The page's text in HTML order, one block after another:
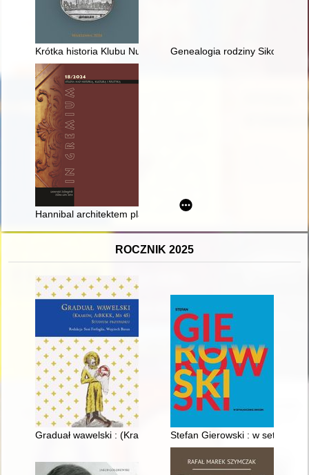
Krótka historia Klubu Numizmatyków i Falerystów w
Genealogia rodziny Sikorów z
Hannibal architektem planów Prusjasza I?
ROCZNIK 2025
Graduał wawelski : (Kraków, AiBKKK, Ms 45) : studium
Stefan Gierowski : w setną